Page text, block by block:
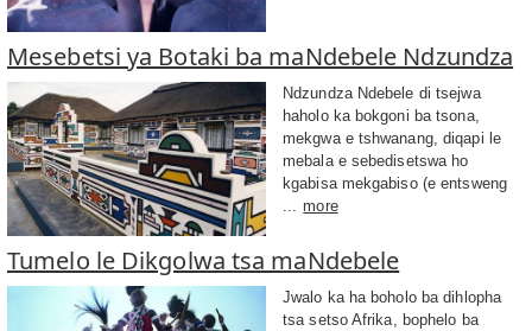
Mesebetsi ya Botaki ba maNdebele Ndzundza
Ndzundza Ndebele di tsejwa
haholo ka bokgoni ba tsona,
mekgwa e tshwanang, diqapi le
mebala e sebedisetswa ho
kgabisa mekgabiso (e entsweng
more
Tumelo le Dikgolwa tsa maNdebele
Jwalo ka ha boholo ba dihlopha
tsa setso Afrika, bophelo ba